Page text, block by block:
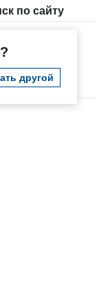
другой
по сайту